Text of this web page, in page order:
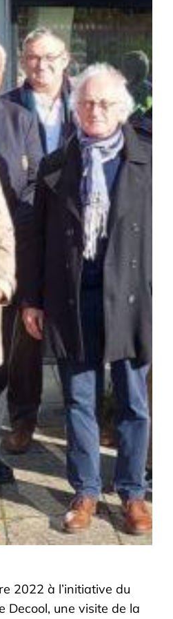
2022 à l’initiative du
Decool, une visite de la